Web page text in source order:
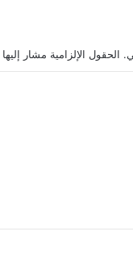
الحقول الإلزامية مشار إليها